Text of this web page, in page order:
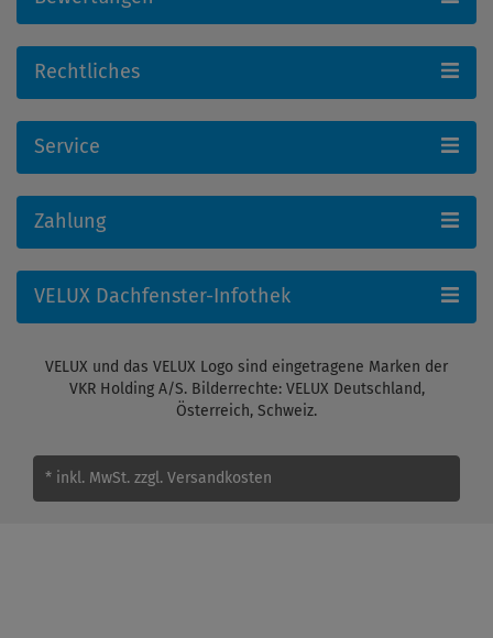
Rechtliches
Service
Zahlung
VELUX Dachfenster-Infothek
VELUX und das VELUX Logo sind eingetragene Marken der
VKR Holding A/S. Bilderrechte: VELUX Deutschland,
Österreich, Schweiz.
* inkl. MwSt. zzgl. Versandkosten